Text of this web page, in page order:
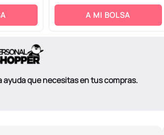
A MI BOLSA
ayuda que necesitas en tus compras.